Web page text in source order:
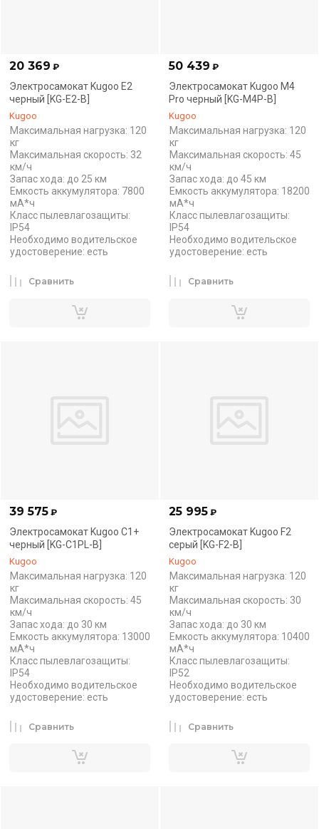
20 369 ₽
Электросамокат Kugoo E2
черный [KG-E2-B]
Kugoo
Максимальная нагрузка: 120
кг
Максимальная скорость: 32
км/ч
Запас хода: до 25 км
Емкость аккумулятора: 7800
мА*ч
Класс пылевлагозащиты:
IP54
Необходимо водительское
удостоверение: есть
Сравнить
50 439 ₽
Электросамокат Kugoo М4
Pro черный [KG-M4P-B]
Kugoo
Максимальная нагрузка: 120
кг
Максимальная скорость: 45
км/ч
Запас хода: до 45 км
Емкость аккумулятора: 18200
мА*ч
Класс пылевлагозащиты:
IP54
Необходимо водительское
удостоверение: есть
Сравнить
39 575 ₽
Электросамокат Kugoo С1+
черный [KG-C1PL-B]
Kugoo
Максимальная нагрузка: 120
кг
Максимальная скорость: 45
км/ч
Запас хода: до 30 км
Емкость аккумулятора: 13000
мА*ч
Класс пылевлагозащиты:
IP54
Необходимо водительское
удостоверение: есть
Сравнить
25 995 ₽
Электросамокат Kugoo F2
серый [KG-F2-B]
Kugoo
Максимальная нагрузка: 120
кг
Максимальная скорость: 30
км/ч
Запас хода: до 30 км
Емкость аккумулятора: 10400
мА*ч
Класс пылевлагозащиты:
IP52
Необходимо водительское
удостоверение: есть
Сравнить